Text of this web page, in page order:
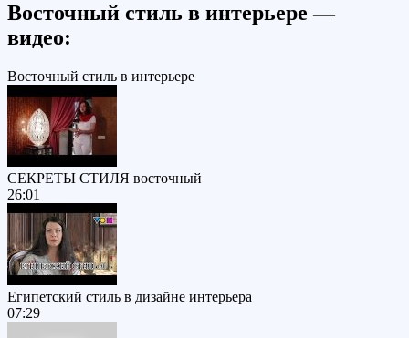
Восточный стиль в интерьере —
видео:
Восточный стиль в интерьере
СЕКРЕТЫ СТИЛЯ восточный
26:01
Египетский стиль в дизайне интерьера
07:29